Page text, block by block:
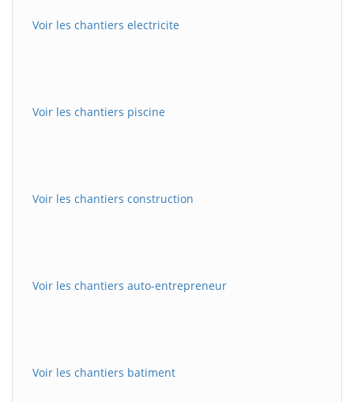
Voir les chantiers electricite
Voir les chantiers piscine
Voir les chantiers construction
Voir les chantiers auto-entrepreneur
Voir les chantiers batiment